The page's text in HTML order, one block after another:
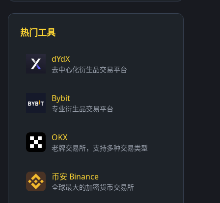
热门工具
dYdX
去中心化衍生品交易平台
Bybit
专业衍生品交易平台
OKX
老牌交易所，支持多种交易类型
币安 Binance
全球最大的加密货币交易所